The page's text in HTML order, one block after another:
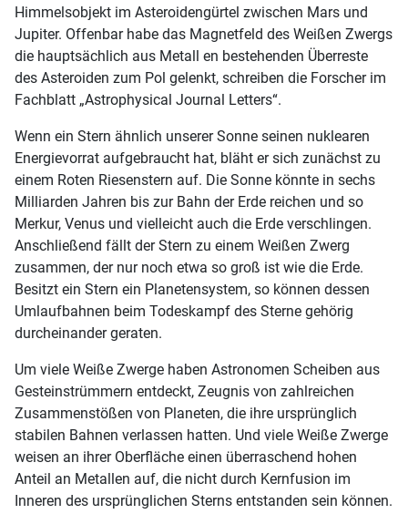
Himmelsobjekt im Asteroidengürtel zwischen Mars und
Jupiter. Offenbar habe das Magnetfeld des Weißen Zwergs
die hauptsächlich aus Metall en bestehenden Überreste
des Asteroiden zum Pol gelenkt, schreiben die Forscher im
Fachblatt „Astrophysical Journal Letters“.
Wenn ein Stern ähnlich unserer Sonne seinen nuklearen
Energievorrat aufgebraucht hat, bläht er sich zunächst zu
einem Roten Riesenstern auf. Die Sonne könnte in sechs
Milliarden Jahren bis zur Bahn der Erde reichen und so
Merkur, Venus und vielleicht auch die Erde verschlingen.
Anschließend fällt der Stern zu einem Weißen Zwerg
zusammen, der nur noch etwa so groß ist wie die Erde.
Besitzt ein Stern ein Planetensystem, so können dessen
Umlaufbahnen beim Todeskampf des Sterne gehörig
durcheinander geraten.
Um viele Weiße Zwerge haben Astronomen Scheiben aus
Gesteinstrümmern entdeckt, Zeugnis von zahlreichen
Zusammenstößen von Planeten, die ihre ursprünglich
stabilen Bahnen verlassen hatten. Und viele Weiße Zwerge
weisen an ihrer Oberfläche einen überraschend hohen
Anteil an Metallen auf, die nicht durch Kernfusion im
Inneren des ursprünglichen Sterns entstanden sein können.